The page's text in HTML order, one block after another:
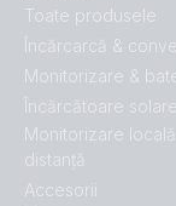
Toate produsele
Încărcarcă &
Monitorizare &
Încărcătoare
Monitorizare
distanță
Accesorii